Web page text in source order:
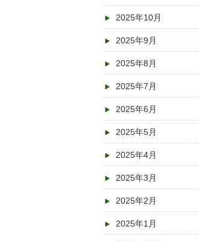
2025年10月
2025年9月
2025年8月
2025年7月
2025年6月
2025年5月
2025年4月
2025年3月
2025年2月
2025年1月